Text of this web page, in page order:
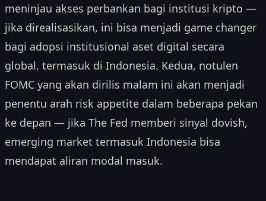
meninjau akses perbankan bagi institusi kripto —
jika direalisasikan, ini bisa menjadi game changer
bagi adopsi institusional aset digital secara
global, termasuk di Indonesia. Kedua, notulen
FOMC yang akan dirilis malam ini akan menjadi
penentu arah risk appetite dalam beberapa pekan
ke depan — jika The Fed memberi sinyal dovish,
emerging market termasuk Indonesia bisa
mendapat aliran modal masuk.